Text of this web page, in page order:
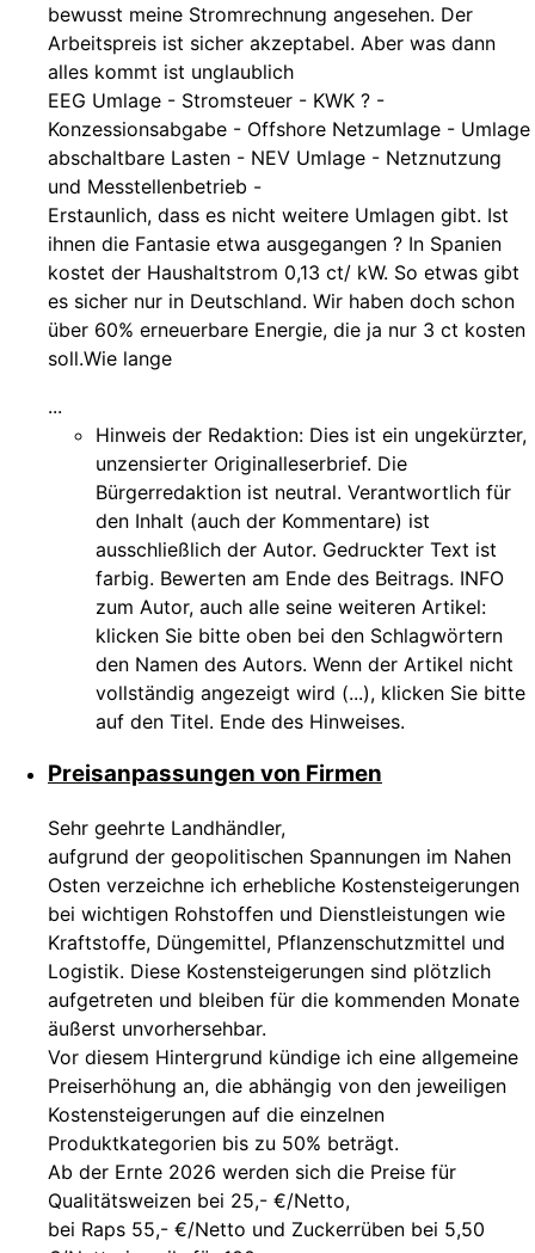
bewusst meine Stromrechnung angesehen. Der
Arbeitspreis ist sicher akzeptabel. Aber was dann
alles kommt ist unglaublich
EEG Umlage - Stromsteuer - KWK ? -
Konzessionsabgabe - Offshore Netzumlage - Umlage
abschaltbare Lasten - NEV Umlage - Netznutzung
und Messtellenbetrieb -
Erstaunlich, dass es nicht weitere Umlagen gibt. Ist
ihnen die Fantasie etwa ausgegangen ? In Spanien
kostet der Haushaltstrom 0,13 ct/ kW. So etwas gibt
es sicher nur in Deutschland. Wir haben doch schon
über 60% erneuerbare Energie, die ja nur 3 ct kosten
soll.Wie lange
...
Hinweis der Redaktion: Dies ist ein ungekürzter,
unzensierter Originalleserbrief. Die
Bürgerredaktion ist neutral. Verantwortlich für
den Inhalt (auch der Kommentare) ist
ausschließlich der Autor. Gedruckter Text ist
farbig. Bewerten am Ende des Beitrags. INFO
zum Autor, auch alle seine weiteren Artikel:
klicken Sie bitte oben bei den Schlagwörtern
den Namen des Autors. Wenn der Artikel nicht
vollständig angezeigt wird (...), klicken Sie bitte
auf den Titel. Ende des Hinweises.
Preisanpassungen von Firmen
Sehr geehrte Landhändler,
aufgrund der geopolitischen Spannungen im Nahen
Osten verzeichne ich erhebliche Kostensteigerungen
bei wichtigen Rohstoffen und Dienstleistungen wie
Kraftstoffe, Düngemittel, Pflanzenschutzmittel und
Logistik. Diese Kostensteigerungen sind plötzlich
aufgetreten und bleiben für die kommenden Monate
äußerst unvorhersehbar.
Vor diesem Hintergrund kündige ich eine allgemeine
Preiserhöhung an, die abhängig von den jeweiligen
Kostensteigerungen auf die einzelnen
Produktkategorien bis zu 50% beträgt.
Ab der Ernte 2026 werden sich die Preise für
Qualitätsweizen bei 25,- €/Netto,
bei Raps 55,- €/Netto und Zuckerrüben bei 5,50